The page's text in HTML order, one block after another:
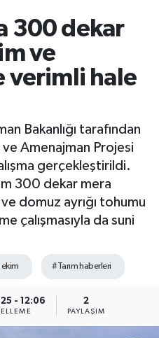
300 dekar
ve
verimli hale
Bakanlığı tarafından
Amenajman Projesi
gerçekleştirildi.
300 dekar mera
domuz ayrığı tohumu
çalışmasıyla da suni
ekim #Tarım haberleri
- 12:06 2
PAYLAŞIM
ve Fikstür